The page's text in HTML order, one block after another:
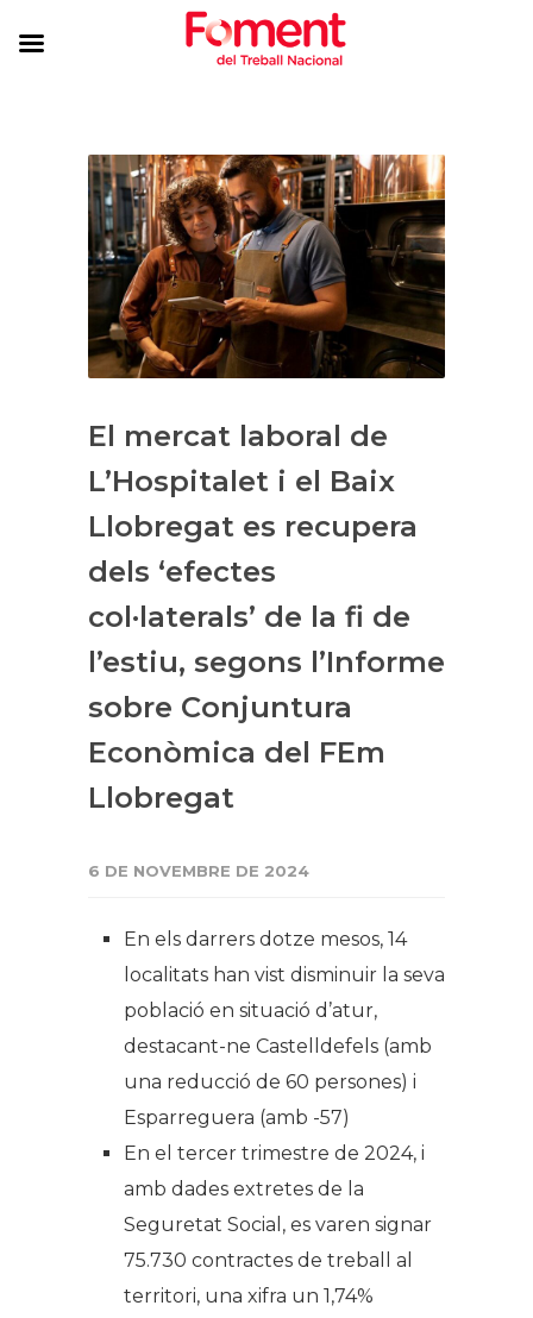
El mercat laboral de
L’Hospitalet i el Baix
Llobregat es recupera
dels ‘efectes
col·laterals’ de la fi de
l’estiu, segons l’Informe
sobre Conjuntura
Econòmica del FEm
Llobregat
6 DE NOVEMBRE DE 2024
En els darrers dotze mesos, 14
localitats han vist disminuir la seva
població en situació d’atur,
destacant-ne Castelldefels (amb
una reducció de 60 persones) i
Esparreguera (amb -57)
En el tercer trimestre de 2024, i
amb dades extretes de la
Seguretat Social, es varen signar
75.730 contractes de treball al
territori, una xifra un 1,74%